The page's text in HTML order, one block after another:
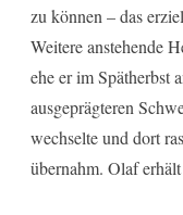
zu können – das
Weitere anstehende
ehe er im Spätherbst
ausgeprägteren
wechselte und dort
übernahm. Olaf